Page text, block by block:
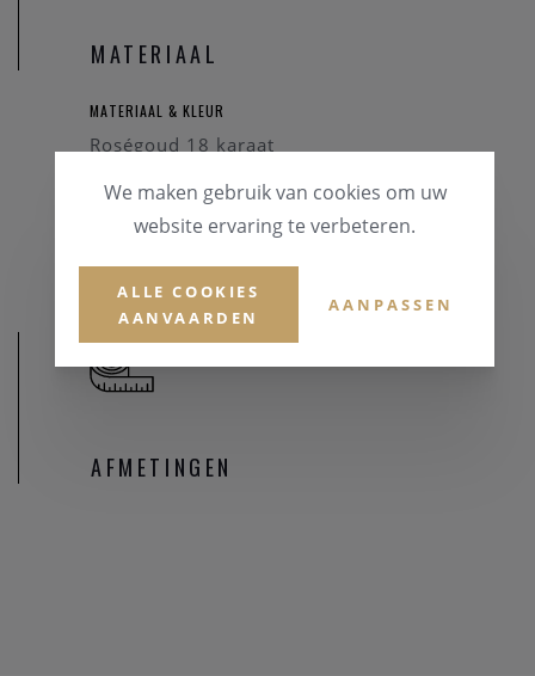
MATERIAAL
MATERIAAL & KLEUR
Roségoud 18 karaat
EDELSTENEN
Briljant
AFMETINGEN
We maken gebruik van cookies om uw
website ervaring te verbeteren.
ALLE COOKIES
AANVAARDEN
AANPASSEN